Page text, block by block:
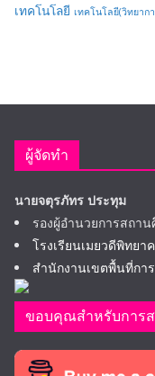
เทคโนโลยี เทคโนโลยี(วิทยาก
ผู้จัดทำ
นายจตุรภัทร ประทุม
รองผู้อำนวยการสถาน
โรงเรียนเมยวดีพิทยา
สำนักงานเขตพื้นที่กา
ขอบคุณสำหรับการ